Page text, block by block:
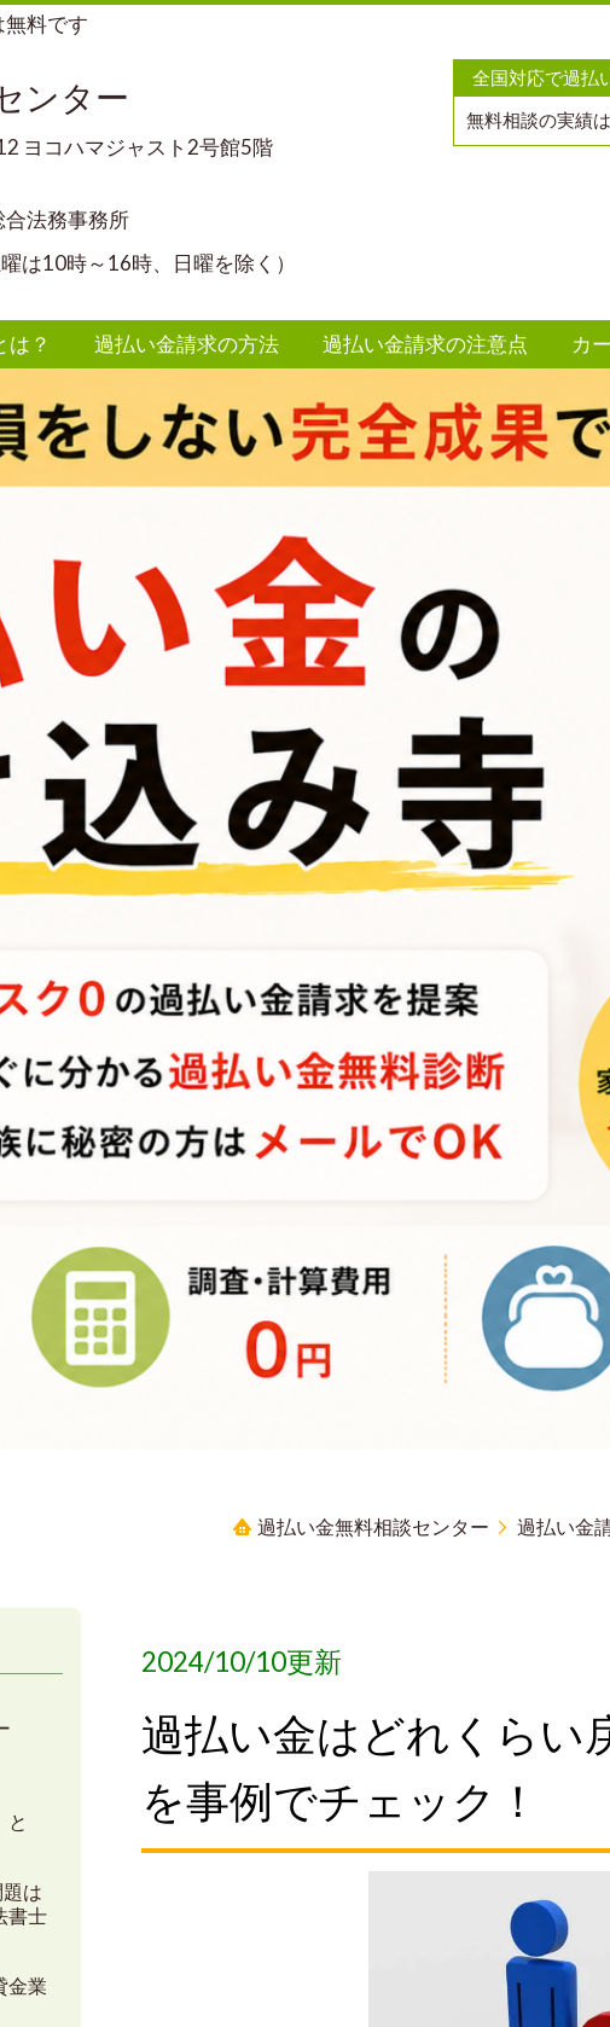
料です
ンター
ヨコハマジャスト2号館5階
法務事務所
は10時～16時、日曜を除く）
全国対応で過払
無料相談の実績
は？ 過払い金請求の方法 過払い金請求の注意点 カ
過払い金無料相談センター 過払い金
2024/10/10更新
過払い金はどれくらい
を事例でチェック！
と
は
書士
金業